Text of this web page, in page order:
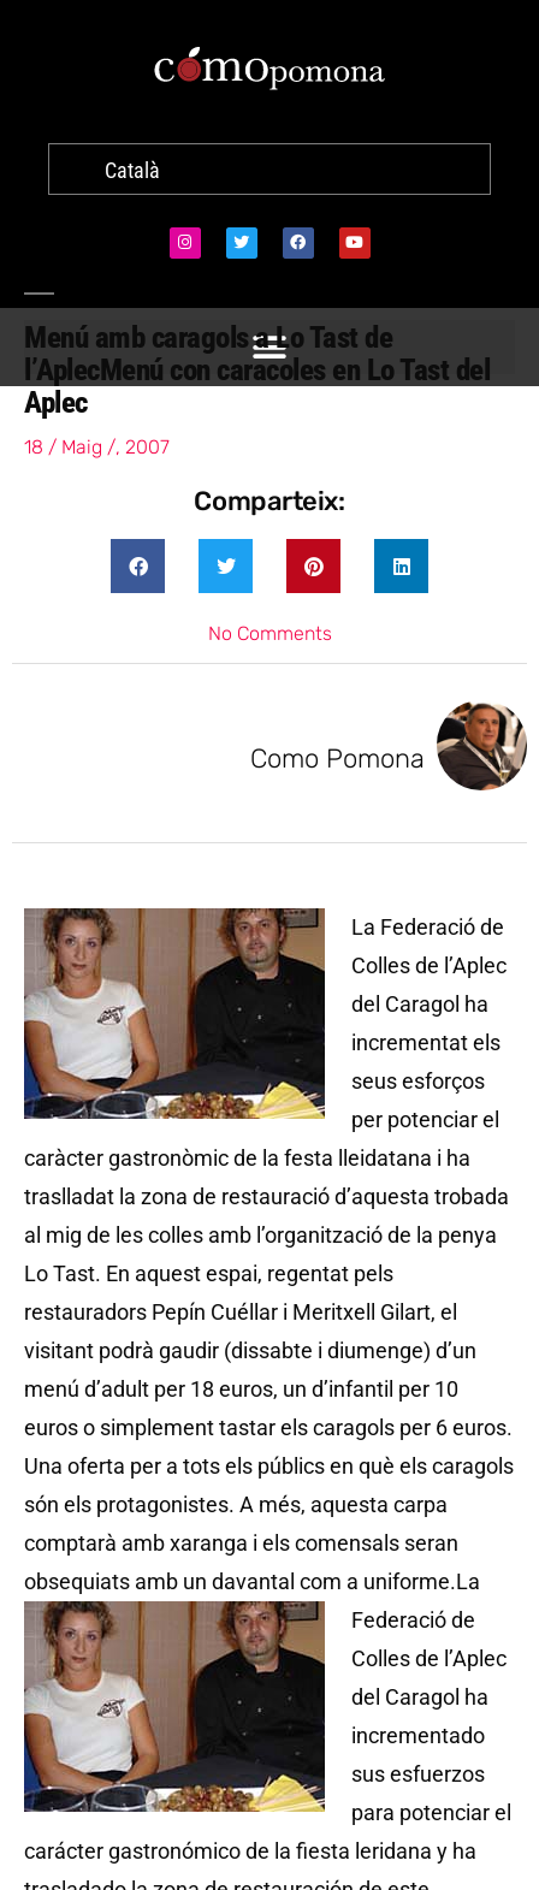
Català
Menú amb caragols a Lo Tast de
l’AplecMenú con caracoles en Lo Tast del
Aplec
18 / Maig /, 2007
Comparteix:
No Comments
Como Pomona
La Federació de
Colles de l’Aplec
del Caragol ha
incrementat els
seus esforços
per potenciar el
caràcter gastronòmic de la festa lleidatana i ha
traslladat la zona de restauració d’aquesta trobada
al mig de les colles amb l’organització de la penya
Lo Tast. En aquest espai, regentat pels
restauradors Pepín Cuéllar i Meritxell Gilart, el
visitant podrà gaudir (dissabte i diumenge) d’un
menú d’adult per 18 euros, un d’infantil per 10
euros o simplement tastar els caragols per 6 euros.
Una oferta per a tots els públics en què els caragols
són els protagonistes. A més, aquesta carpa
comptarà amb xaranga i els comensals seran
obsequiats amb un davantal com a uniforme.La
Federació de
Colles de l’Aplec
del Caragol ha
incrementado
sus esfuerzos
para potenciar el
carácter gastronómico de la fiesta leridana y ha